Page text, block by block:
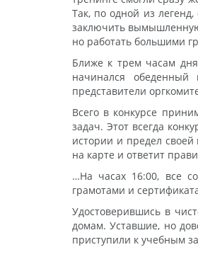
Так, по одной из
заключить вымышленную
но работать большими
Ближе к трем часам
начинался обеденный
представители
Всего в конкурсе
задач. Этот всегда
истории и предел
на карте и ответит
…На часах 16:00, все
грамотами и
Удостоверившись в
домам. Уставшие, но
приступили к учебным